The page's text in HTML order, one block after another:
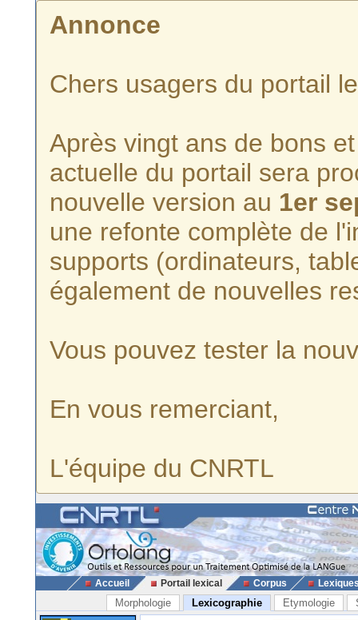
Annonce
Chers usagers du portail
Après vingt ans de bons
actuelle du portail sera
nouvelle version au 1er
une refonte complète de
supports (ordinateurs,
également de nouvelles
Vous pouvez tester la
En vous remerciant,
L'équipe du CNRTL
Accueil Portail lexical Corpus
Morphologie Lexicographie Etymologie